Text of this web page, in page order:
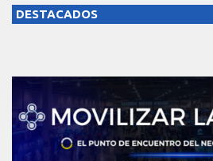
DESTACADOS